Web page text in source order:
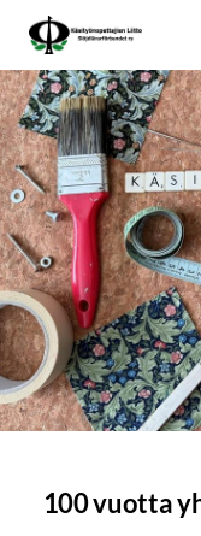
Siirry
sivun
sisältöön
Käsityönopettajien Liitto
100 vuotta